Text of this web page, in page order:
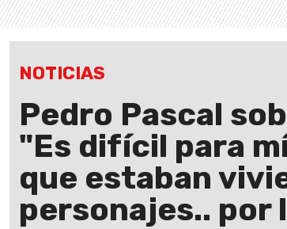
NOTICIAS
Pedro Pascal
"Es difícil para
que estaban
personajes.. por